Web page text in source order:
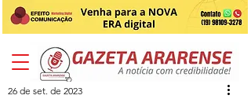
26 de set. de 2023